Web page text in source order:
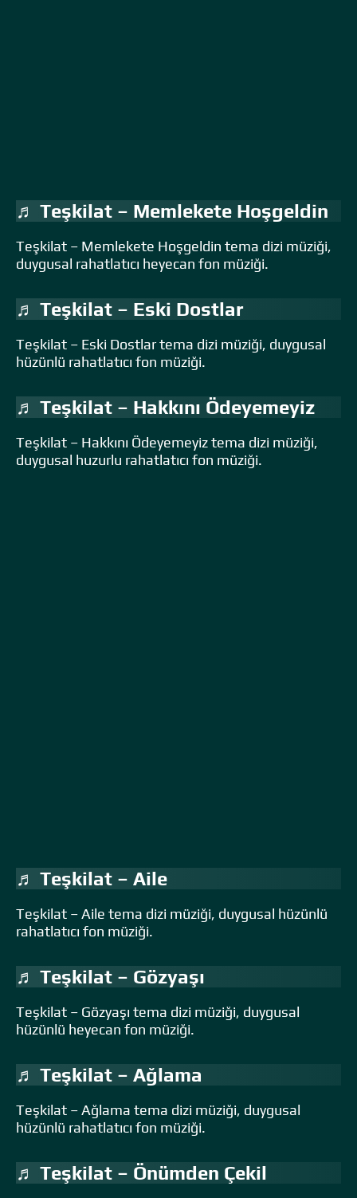
♬ Teşkilat – Memlekete Hoşgeldin
Teşkilat – Memlekete Hoşgeldin tema dizi müziği,
duygusal rahatlatıcı heyecan fon müziği.
♬ Teşkilat – Eski Dostlar
Teşkilat – Eski Dostlar tema dizi müziği, duygusal
hüzünlü rahatlatıcı fon müziği.
♬ Teşkilat – Hakkını Ödeyemeyiz
Teşkilat – Hakkını Ödeyemeyiz tema dizi müziği,
duygusal huzurlu rahatlatıcı fon müziği.
♬ Teşkilat – Aile
Teşkilat – Aile tema dizi müziği, duygusal hüzünlü
rahatlatıcı fon müziği.
♬ Teşkilat – Gözyaşı
Teşkilat – Gözyaşı tema dizi müziği, duygusal
hüzünlü heyecan fon müziği.
♬ Teşkilat – Ağlama
Teşkilat – Ağlama tema dizi müziği, duygusal
hüzünlü rahatlatıcı fon müziği.
♬ Teşkilat – Önümden Çekil